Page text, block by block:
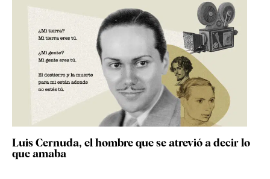
Luis Cernuda, el hombre que se atrevió a decir lo
que amaba